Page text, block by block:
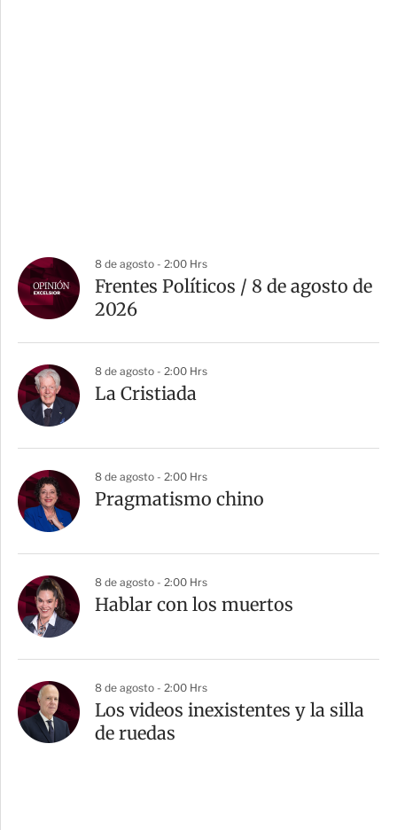
8 de agosto - 2:00 Hrs
Frentes Políticos / 8 de agosto de
2026
8 de agosto - 2:00 Hrs
La Cristiada
8 de agosto - 2:00 Hrs
Pragmatismo chino
8 de agosto - 2:00 Hrs
Hablar con los muertos
8 de agosto - 2:00 Hrs
Los videos inexistentes y la silla
de ruedas